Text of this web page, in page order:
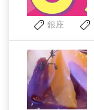
銀座